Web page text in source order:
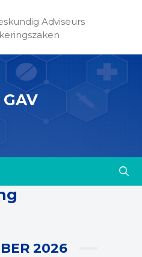
Adviseurs
2026